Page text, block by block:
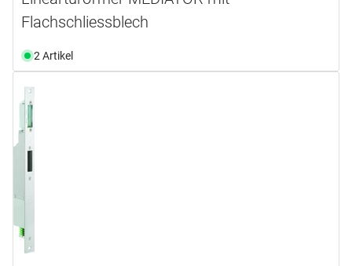
Flachschliessblech
2 Artikel